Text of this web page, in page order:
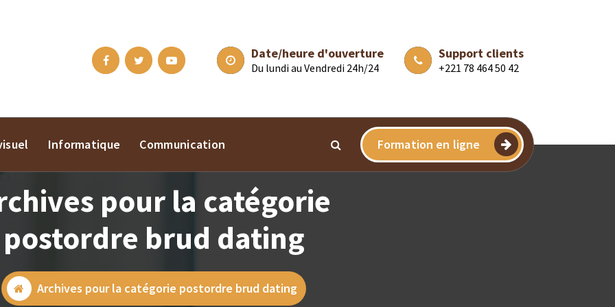
Date/heure d'ouverture
Du lundi au Vendredi 24h/24
Support clients
+221 78 464 50 42
Informatique Communication Formation en ligne
pour la catégorie
postordre brud dating
Archives pour la catégorie postordre brud dating